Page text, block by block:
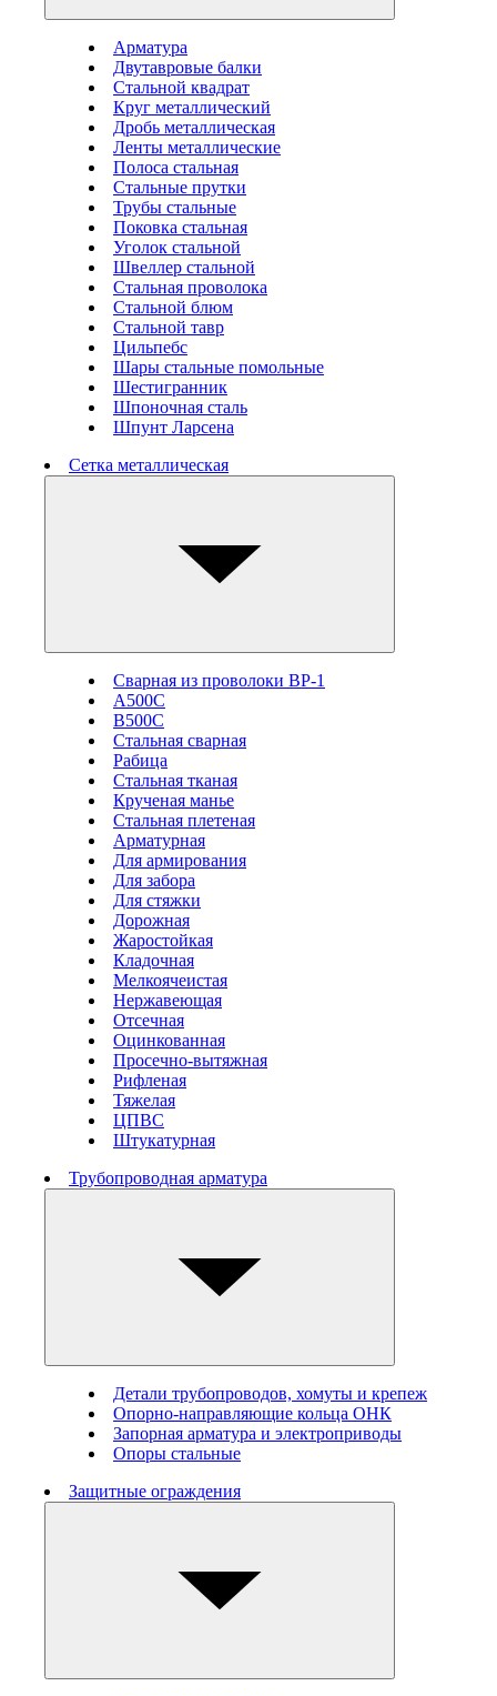
Арматура
Двутавровые балки
Стальной квадрат
Круг металлический
Дробь металлическая
Ленты металлические
Полоса стальная
Стальные прутки
Трубы стальные
Поковка стальная
Уголок стальной
Швеллер стальной
Стальная проволока
Стальной блюм
Стальной тавр
Цильпебс
Шары стальные помольные
Шестигранник
Шпоночная сталь
Шпунт Ларсена
Сетка металлическая
Сварная из проволоки ВР-1
А500С
В500С
Стальная сварная
Рабица
Стальная тканая
Крученая манье
Стальная плетеная
Арматурная
Для армирования
Для забора
Для стяжки
Дорожная
Жаростойкая
Кладочная
Мелкоячеистая
Нержавеющая
Отсечная
Оцинкованная
Просечно-вытяжная
Рифленая
Тяжелая
ЦПВС
Штукатурная
Трубопроводная арматура
Детали трубопроводов, хомуты и крепеж
Опорно-направляющие кольца ОНК
Запорная арматура и электроприводы
Опоры стальные
Защитные ограждения